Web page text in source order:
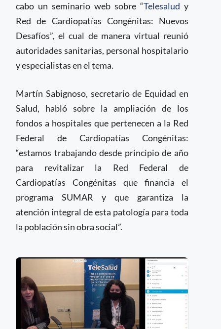
cabo un seminario web sobre “Telesalud y
Red de Cardiopatías Congénitas: Nuevos
Desafíos”, el cual de manera virtual reunió
autoridades sanitarias, personal hospitalario
y especialistas en el tema.
Martín Sabignoso, secretario de Equidad en
Salud, habló sobre la ampliación de los
fondos a hospitales que pertenecen a la Red
Federal de Cardiopatías Congénitas:
“estamos trabajando desde principio de año
para revitalizar la Red Federal de
Cardiopatías Congénitas que financia el
programa SUMAR y que garantiza la
atención integral de esta patología para toda
la población sin obra social”.